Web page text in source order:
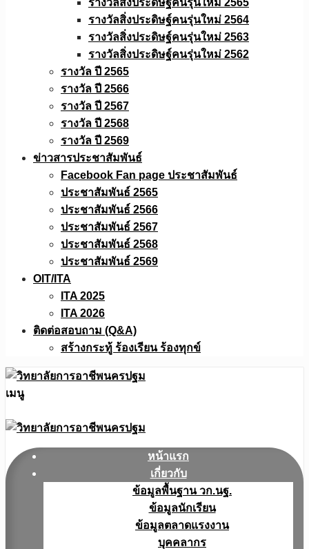
รางวัลสิ่งประดิษฐ์คนรุ่นใหม่ 2565
รางวัลสิ่งประดิษฐ์คนรุ่นใหม่ 2564
รางวัลสิ่งประดิษฐ์คนรุ่นใหม่ 2563
รางวัลสิ่งประดิษฐ์คนรุ่นใหม่ 2562
รางวัล ปี 2565
รางวัล ปี 2566
รางวัล ปี 2567
รางวัล ปี 2568
รางวัล ปี 2569
ข่าวสารประชาสัมพันธ์
Facebook Fan page ประชาสัมพันธ์
ประชาสัมพันธ์ 2565
ประชาสัมพันธ์ 2566
ประชาสัมพันธ์ 2567
ประชาสัมพันธ์ 2568
ประชาสัมพันธ์ 2569
OIT/ITA
ITA 2025
ITA 2026
ติดต่อสอบถาม (Q&A)
สร้างกระทู้ ร้องเรียน ร้องทุกข์
เมนู
หน้าแรก
เกี่ยวกับ
ข้อมูลพื้นฐาน วก.นฐ.
ข้อมูลนักเรียน
ข้อมูลตลาดแรงงาน
บุคคลากร